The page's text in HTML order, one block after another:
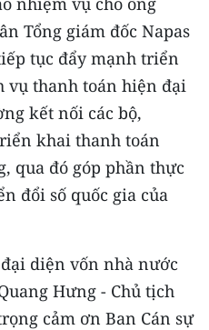
Tổng giám đốc Napas
tục đẩy mạnh triển
vụ thanh toán hiện đại
kết nối các bộ,
khai thanh toán
qua đó góp phần thực
đổi số quốc gia của
diện vốn nhà nước
Hưng - Chủ tịch
cảm ơn Ban Cán sự